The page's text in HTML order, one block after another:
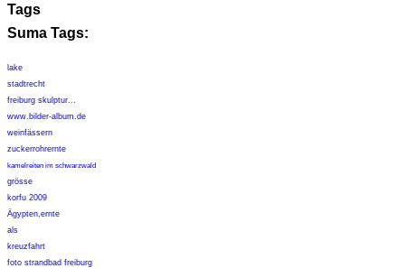
Tags
Suma Tags:
lake
stadtrecht
freiburg skulptur...
www.bilder-album.de
weinfässern
zuckerrohrernte
kamelreiten im schwarzwald
grösse
korfu 2009
Ägypten,ernte
als
kreuzfahrt
foto strandbad freiburg